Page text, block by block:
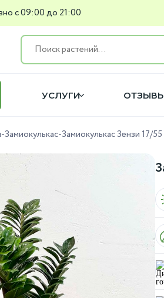
с 09:00 до 21:00
УСЛУГИ
-Замиокулькас-Замиокулькас Зензи 17/55